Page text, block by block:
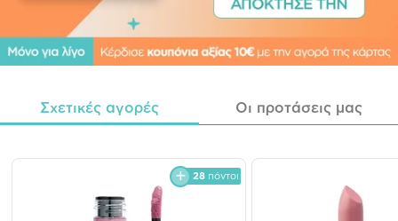
Σχετικές αγορές Οι προτάσεις μας
28 πόντοι